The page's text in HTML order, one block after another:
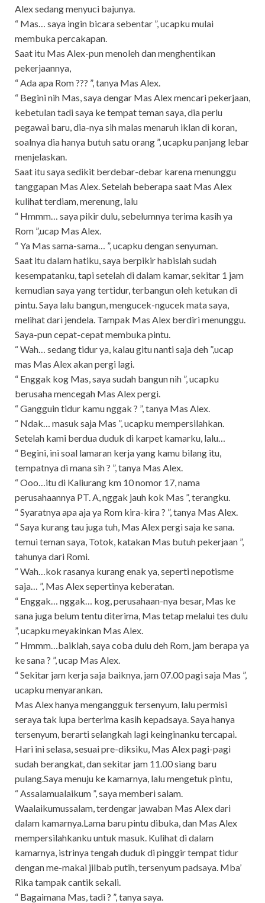
Alex sedang menyuci bajunya.
“ Mas… saya ingin bicara sebentar ”, ucapku mulai
membuka percakapan.
Saat itu Mas Alex-pun menoleh dan menghentikan
pekerjaannya,
“ Ada apa Rom ??? ”, tanya Mas Alex.
“ Begini nih Mas, saya dengar Mas Alex mencari pekerjaan,
kebetulan tadi saya ke tempat teman saya, dia perlu
pegawai baru, dia-nya sih malas menaruh iklan di koran,
soalnya dia hanya butuh satu orang ”, ucapku panjang lebar
menjelaskan.
Saat itu saya sedikit berdebar-debar karena menunggu
tanggapan Mas Alex. Setelah beberapa saat Mas Alex
kulihat terdiam, merenung, lalu
“ Hmmm… saya pikir dulu, sebelumnya terima kasih ya
Rom ”,ucap Mas Alex.
“ Ya Mas sama-sama… ”, ucapku dengan senyuman.
Saat itu dalam hatiku, saya berpikir habislah sudah
kesempatanku, tapi setelah di dalam kamar, sekitar 1 jam
kemudian saya yang tertidur, terbangun oleh ketukan di
pintu. Saya lalu bangun, mengucek-ngucek mata saya,
melihat dari jendela. Tampak Mas Alex berdiri menunggu.
Saya-pun cepat-cepat membuka pintu.
“ Wah… sedang tidur ya, kalau gitu nanti saja deh ”,ucap
mas Mas Alex akan pergi lagi.
“ Enggak kog Mas, saya sudah bangun nih ”, ucapku
berusaha mencegah Mas Alex pergi.
“ Gangguin tidur kamu nggak ? ”, tanya Mas Alex.
“ Ndak… masuk saja Mas ”, ucapku mempersilahkan.
Setelah kami berdua duduk di karpet kamarku, lalu…
“ Begini, ini soal lamaran kerja yang kamu bilang itu,
tempatnya di mana sih ? ”, tanya Mas Alex.
“ Ooo…itu di Kaliurang km 10 nomor 17, nama
perusahaannya PT. A, nggak jauh kok Mas ”, terangku.
“ Syaratnya apa aja ya Rom kira-kira ? ”, tanya Mas Alex.
“ Saya kurang tau juga tuh, Mas Alex pergi saja ke sana.
temui teman saya, Totok, katakan Mas butuh pekerjaan ”,
tahunya dari Romi.
“ Wah…kok rasanya kurang enak ya, seperti nepotisme
saja… ”, Mas Alex sepertinya keberatan.
“ Enggak… nggak… kog, perusahaan-nya besar, Mas ke
sana juga belum tentu diterima, Mas tetap melalui tes dulu
”, ucapku meyakinkan Mas Alex.
“ Hmmm…baiklah, saya coba dulu deh Rom, jam berapa ya
ke sana ? ”, ucap Mas Alex.
“ Sekitar jam kerja saja baiknya, jam 07.00 pagi saja Mas ”,
ucapku menyarankan.
Mas Alex hanya mengangguk tersenyum, lalu permisi
seraya tak lupa berterima kasih kepadsaya. Saya hanya
tersenyum, berarti selangkah lagi keinginanku tercapai.
Hari ini selasa, sesuai pre-diksiku, Mas Alex pagi-pagi
sudah berangkat, dan sekitar jam 11.00 siang baru
pulang.Saya menuju ke kamarnya, lalu mengetuk pintu,
“ Assalamualaikum ”, saya memberi salam.
Waalaikumussalam, terdengar jawaban Mas Alex dari
dalam kamarnya.Lama baru pintu dibuka, dan Mas Alex
mempersilahkanku untuk masuk. Kulihat di dalam
kamarnya, istrinya tengah duduk di pinggir tempat tidur
dengan me-makai jilbab putih, tersenyum padsaya. Mba’
Rika tampak cantik sekali.
“ Bagaimana Mas, tadi ? ”, tanya saya.